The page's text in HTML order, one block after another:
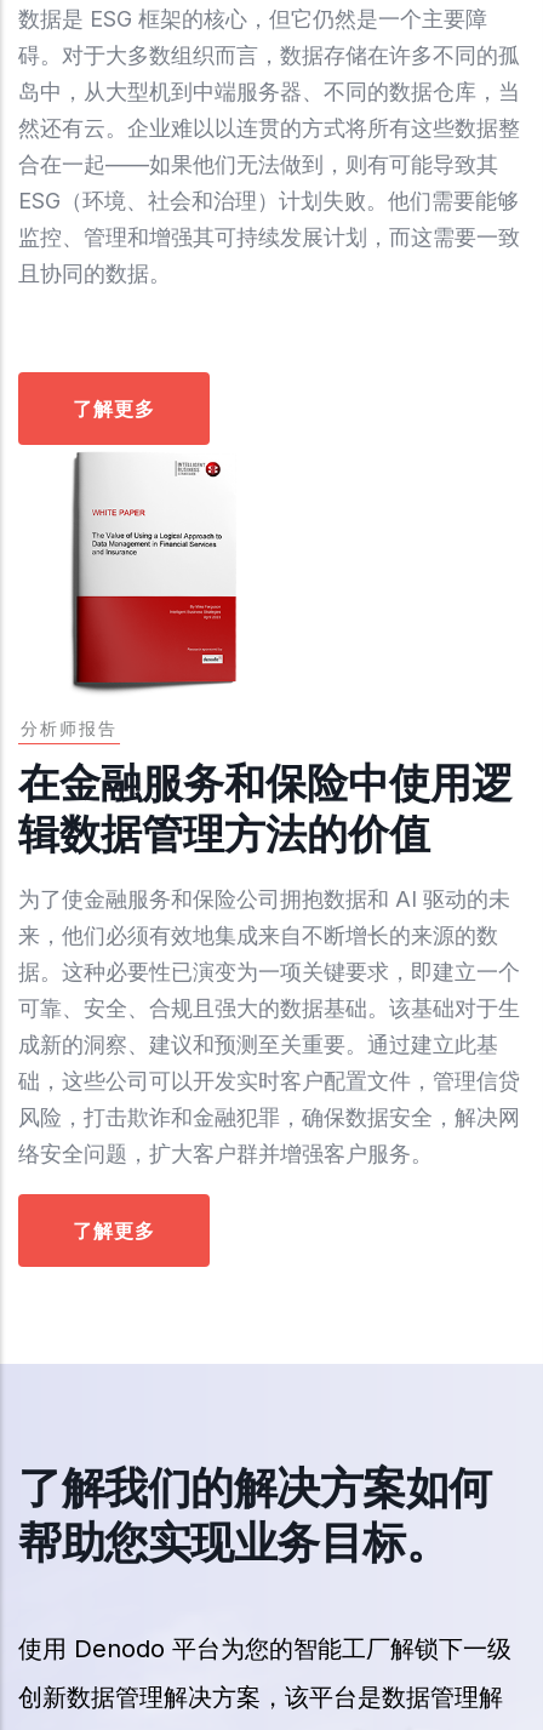
数据是 ESG 框架的核心，但它仍然是一个主要障
碍。对于大多数组织而言，数据存储在许多不同的孤
岛中，从大型机到中端服务器、不同的数据仓库，当
然还有云。企业难以以连贯的方式将所有这些数据整
合在一起——如果他们无法做到，则有可能导致其
ESG（环境、社会和治理）计划失败。他们需要能够
监控、管理和增强其可持续发展计划，而这需要一致
且协同的数据。
了解更多
分析师报告
在金融服务和保险中使用逻
辑数据管理方法的价值
为了使金融服务和保险公司拥抱数据和 AI 驱动的未
来，他们必须有效地集成来自不断增长的来源的数
据。这种必要性已演变为一项关键要求，即建立一个
可靠、安全、合规且强大的数据基础。该基础对于生
成新的洞察、建议和预测至关重要。通过建立此基
础，这些公司可以开发实时客户配置文件，管理信贷
风险，打击欺诈和金融犯罪，确保数据安全，解决网
络安全问题，扩大客户群并增强客户服务。
了解更多
了解我们的解决方案如何
帮助您实现业务目标。
使用 Denodo 平台为您的智能工厂解锁下一级
创新数据管理解决方案，该平台是数据管理解